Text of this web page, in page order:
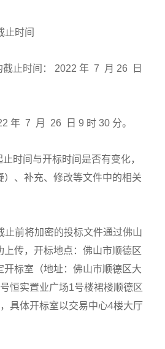
止时间
截止时间： 2022 年 7 月 26 日
年 7 月 26 日 9 时 30 分。
时间与开标时间是否有变化，
）、补充、修改等文件中的相关
止前将加密的投标文件通过佛山
传，开标地点：佛山市顺德区
开标室（地址：佛山市顺德区大
恒实置业广场1号楼裙楼顺德区
具体开标室以交易中心4楼大厅